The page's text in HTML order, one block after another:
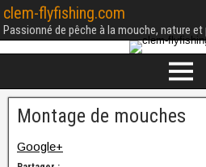
clem-flyfishing.com
Passionné de pêche à la mouche, nature
Montage de mouches
Google+